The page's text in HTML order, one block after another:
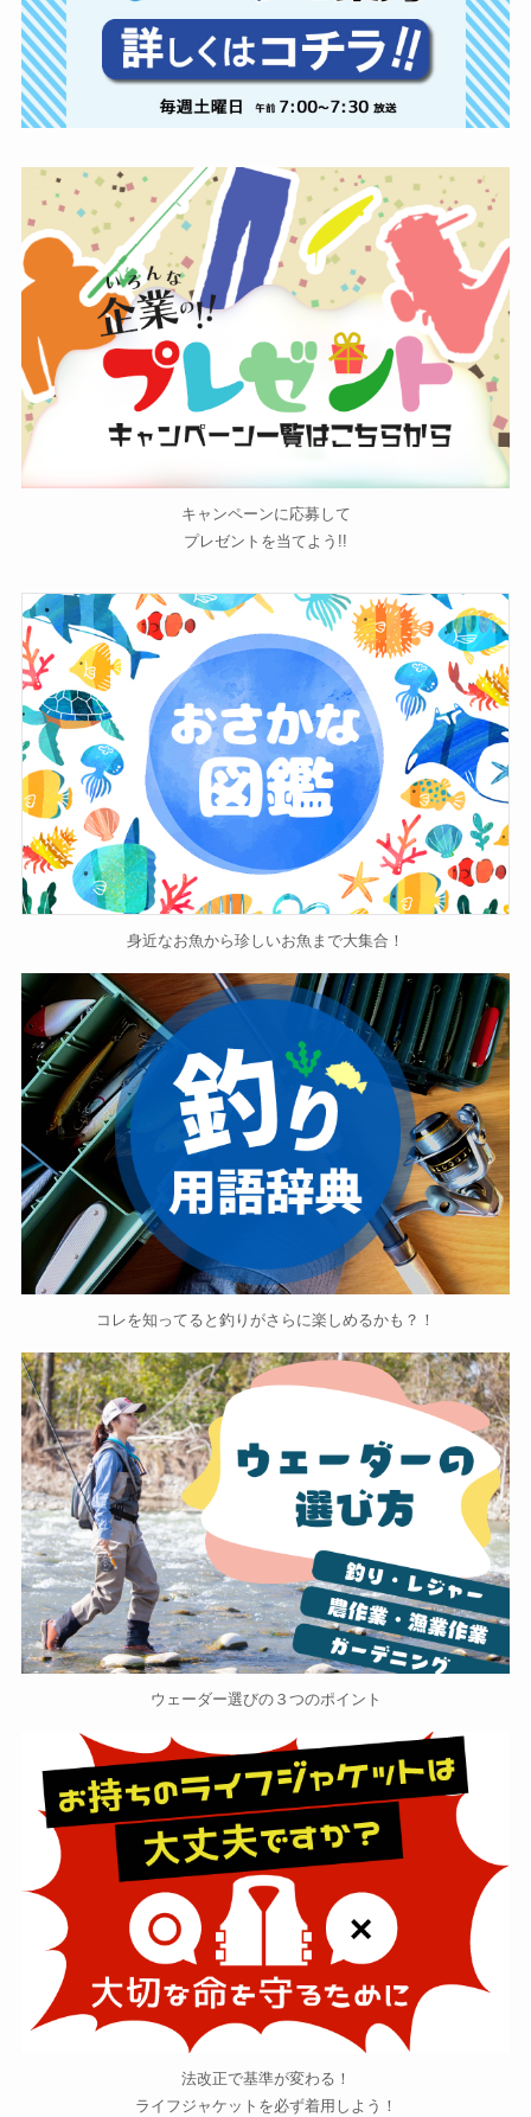
キャンペーンに応募して
プレゼントを当てよう!!
身近なお魚から珍しいお魚まで大集合！
コレを知ってると釣りがさらに楽しめるかも？！
ウェーダー選びの３つのポイント
法改正で基準が変わる！
ライフジャケットを必ず着用しよう！